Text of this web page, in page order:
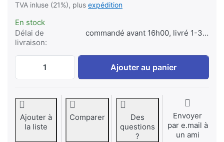
TVA inluse (21%), plus expédition
En stock
Délai de
livraison:
commandé avant 16h00, livré 1-3 jours
Battery Grip for Nikon D850 (MB-D18) +
Ajouter au panier
Ajouter à
la liste
Comparer
Des
questions
?
Envoyer
par e.mail à
un ami